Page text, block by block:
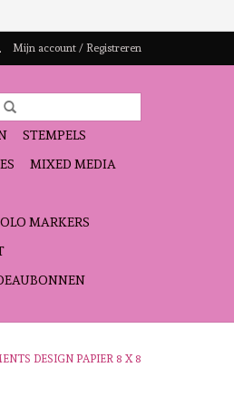
Mijn account / Registreren
STEMPELS
MIXED MEDIA
OLO MARKERS
DESIGN PAPIER 8 X 8